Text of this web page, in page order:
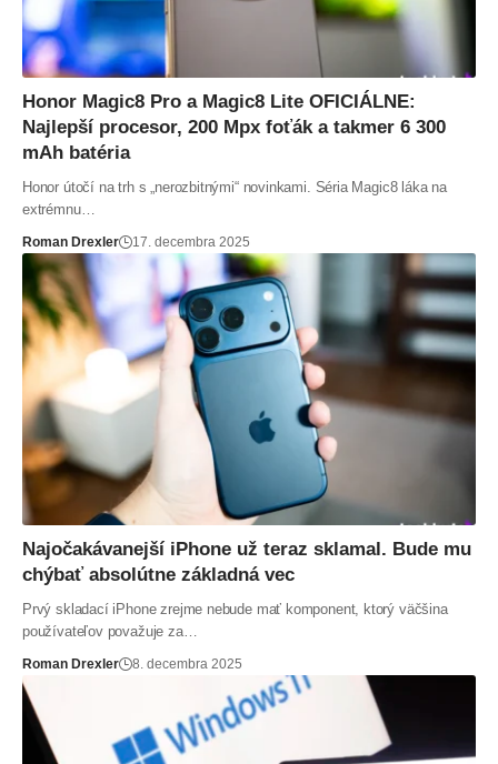
Honor Magic8 Pro a Magic8 Lite OFICIÁLNE:
Najlepší procesor, 200 Mpx foťák a takmer 6 300
mAh batéria
Honor útočí na trh s „nerozbitnými“ novinkami. Séria Magic8 láka na
extrémnu…
Roman Drexler 17. decembra 2025
Najočakávanejší iPhone už teraz sklamal. Bude mu
chýbať absolútne základná vec
Prvý skladací iPhone zrejme nebude mať komponent, ktorý väčšina
používateľov považuje za…
Roman Drexler 8. decembra 2025